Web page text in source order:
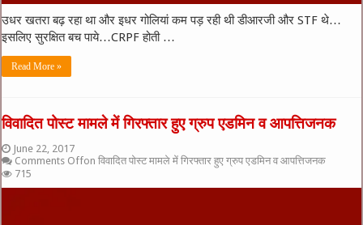
उधर खतरा बढ़ रहा था और इधर गोलियां कम पड़ रही थी डीआरजी और STF थे…
इसलिए सुरक्षित बच पाये…CRPF होती …
Read More »
विवादित पोस्ट मामले में गिरफ्तार हुए ग्रुप एडमिन व आपत्तिजनक
June 22, 2017
Comments Offon विवादित पोस्ट मामले में गिरफ्तार हुए ग्रुप एडमिन व आपत्तिजनक
715